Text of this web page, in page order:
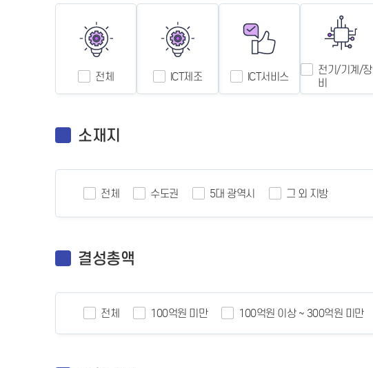
전체 ICT제조 ICT서비스
전기/기계/장
비
소재지
전체 수도권 5대 광역시 그 외 지방
결성총액
전체 100억원 미만 100억원 이상 ~ 300억원 미만